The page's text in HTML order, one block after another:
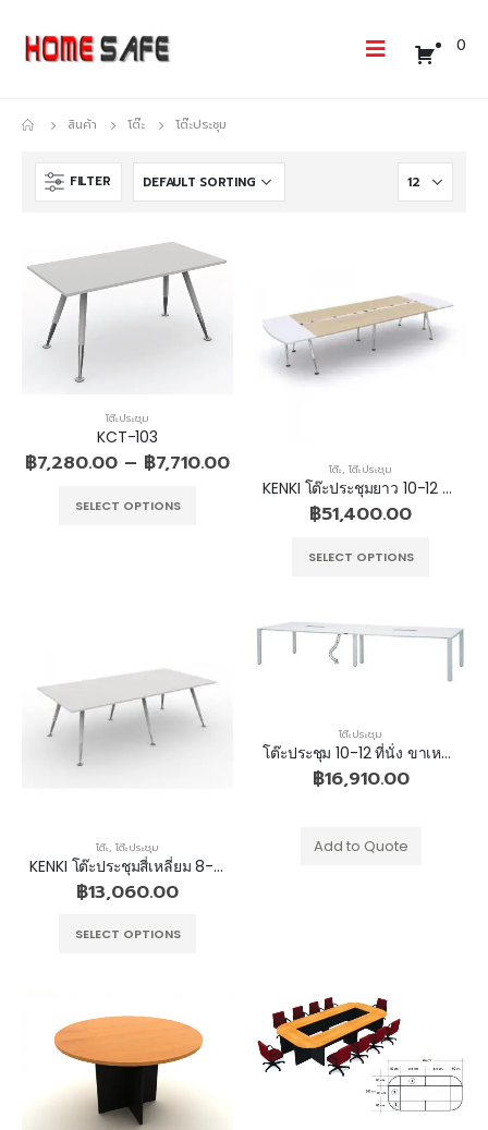
0
สินค้า โต๊ะ โต๊ะประชุม
FILTER
โต๊ะประชุม
KCT-103
฿7,280.00 – ฿7,710.00
SELECT OPTIONS
โต๊ะ, โต๊ะประชุม
KENKI โต๊ะประชุมยาว 10-12 ที่นั่ง ขาเหล็กเรียว
฿51,400.00
SELECT OPTIONS
โต๊ะ, โต๊ะประชุม
KENKI โต๊ะประชุมสี่เหลี่ยม 8-10 ที่นั่ง ขาเหล็กเรียว 3 ขา
฿13,060.00
SELECT OPTIONS
โต๊ะประชุม
โต๊ะประชุม 10-12 ที่นั่ง ขาเหล็กสี่เหลี่ยม 3 ขา
฿16,910.00
Add to Quote
หมอนหมุน
0 out of 5
฿ 220.00
หมอนหมุน
out of 5
220.00